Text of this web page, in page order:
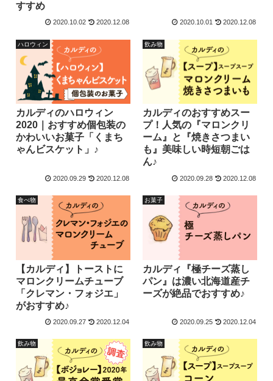
すすめ
2020.10.02 2020.12.08 2020.10.01 2020.12.08
ハロウィン
カルディのハロウィン
2020｜おすすめ個包装の
かわいいお菓子「くまち
ゃんビスケット」♪
2020.09.29 2020.12.08
飲み物
カルディのおすすめスー
プ！人気の『マロンクリ
ーム』と『焼きさつまい
も』美味しい時短朝ごは
ん♪
2020.09.28 2020.12.08
食べ物
【カルディ】トーストに
マロンクリームチューブ
「クレマン・フォジエ」
がおすすめ♪
2020.09.27 2020.12.04
お菓子
カルディ『極チーズ蒸し
パン』は濃い北海道産チ
ーズが絶品でおすすめ♪
2020.09.25 2020.12.04
飲み物 飲み物